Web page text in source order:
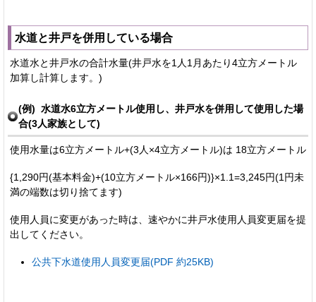
水道と井戸を併用している場合
水道水と井戸水の合計水量(井戸水を1人1月あたり4立方メートル
加算し計算します。)
(例) 水道水6立方メートル使用し、井戸水を併用して使用した場
合(3人家族として)
使用水量は6立方メートル+(3人×4立方メートル)は 18立方メートル
{1,290円(基本料金)+(10立方メートル×166円)}×1.1=3,245円(1円未
満の端数は切り捨てます)
使用人員に変更があった時は、速やかに井戸水使用人員変更届を提
出してください。
公共下水道使用人員変更届(PDF 約25KB)